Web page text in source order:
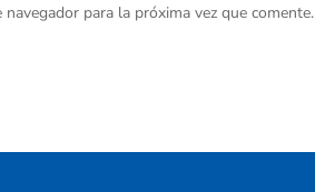
para la próxima vez que comente.